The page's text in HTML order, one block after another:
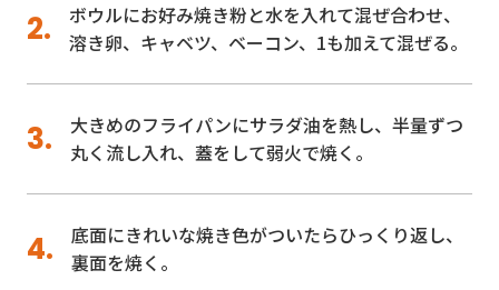
ボウルにお好み焼き粉と水を入れて混ぜ合わせ、
溶き卵、キャベツ、ベーコン、1も加えて混ぜる。
大きめのフライパンにサラダ油を熱し、半量ずつ
丸く流し入れ、蓋をして弱火で焼く。
底面にきれいな焼き色がついたらひっくり返し、
裏面を焼く。